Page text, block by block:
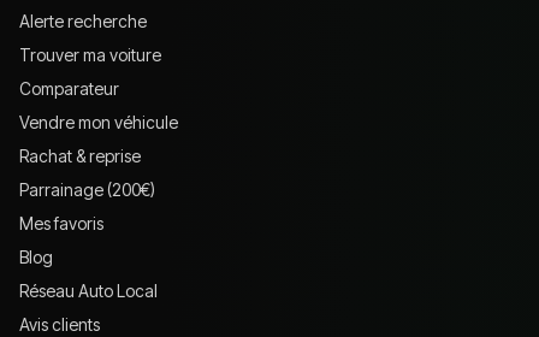
Alerte recherche
Trouver ma voiture
Comparateur
Vendre mon véhicule
Rachat & reprise
Parrainage (200€)
Mes favoris
Blog
Réseau Auto Local
Avis clients